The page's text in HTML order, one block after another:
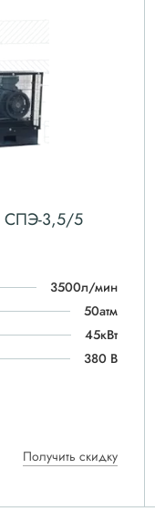
СПЭ-3,5/5
3500л/мин
50атм
45кВт
380 В
Получить скидку